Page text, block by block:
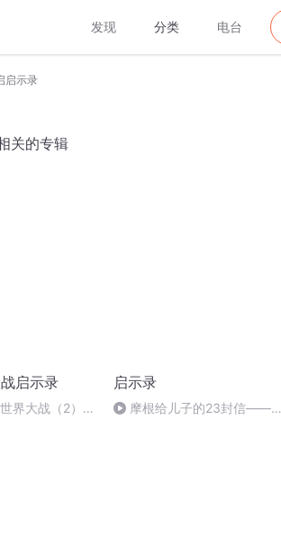
发现 分类 电台
启示录
关的专辑
启示录
界大战（2）法
启示录
摩根给儿子的23封信——第